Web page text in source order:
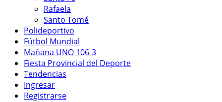
Rafaela
Santo Tomé
Polideportivo
Fútbol Mundial
Mañana UNO 106-3
Fiesta Provincial del Deporte
Tendencias
Ingresar
Registrarse